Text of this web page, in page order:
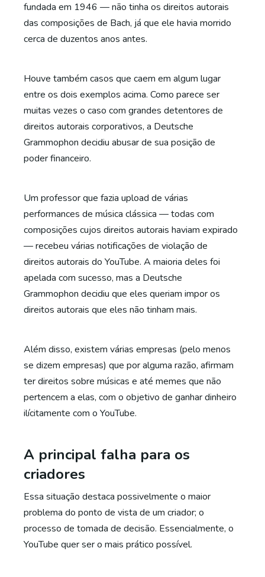
fundada em 1946 — não tinha os direitos autorais
das composições de Bach, já que ele havia morrido
cerca de duzentos anos antes.
Houve também casos que caem em algum lugar
entre os dois exemplos acima. Como parece ser
muitas vezes o caso com grandes detentores de
direitos autorais corporativos, a Deutsche
Grammophon decidiu abusar de sua posição de
poder financeiro.
Um professor que fazia upload de várias
performances de música clássica — todas com
composições cujos direitos autorais haviam expirado
— recebeu várias notificações de violação de
direitos autorais do YouTube. A maioria deles foi
apelada com sucesso, mas a Deutsche
Grammophon decidiu que eles queriam impor os
direitos autorais que eles não tinham mais.
Além disso, existem várias empresas (pelo menos
se dizem empresas) que por alguma razão, afirmam
ter direitos sobre músicas e até memes que não
pertencem a elas, com o objetivo de ganhar dinheiro
ilícitamente com o YouTube.
A principal falha para os
criadores
Essa situação destaca possivelmente o maior
problema do ponto de vista de um criador; o
processo de tomada de decisão. Essencialmente, o
YouTube quer ser o mais prático possível.